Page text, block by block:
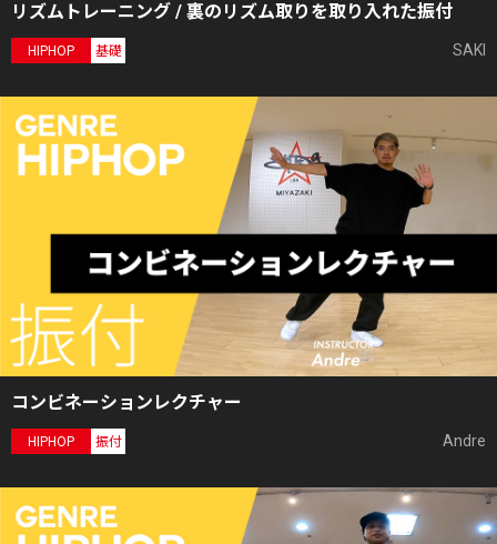
リズムトレーニング / 裏のリズム取りを取り入れた振付
HIPHOP 基礎 SAKI
コンビネーションレクチャー
HIPHOP 振付 Andre